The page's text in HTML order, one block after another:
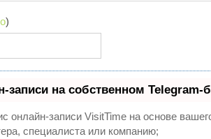
)
записи на собственном Telegram-
онлайн-записи VisitTime на основе
специалиста или компанию;